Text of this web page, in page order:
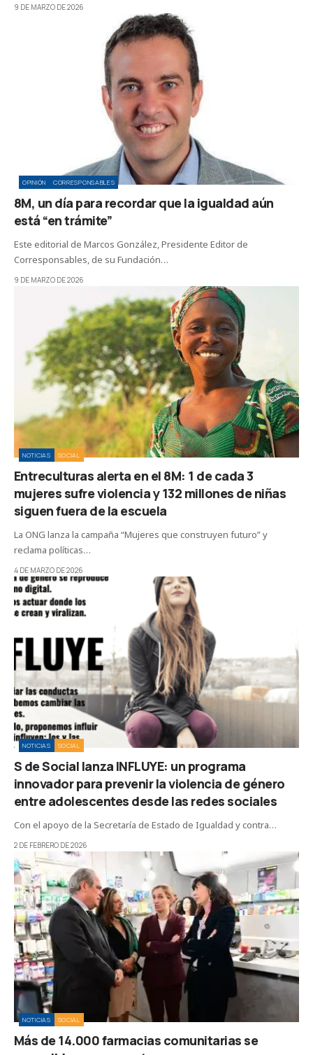
9 DE MARZO DE 2026
OPINIÓN CORRESPONSABLES
8M, un día para recordar que la igualdad aún
está “en trámite”
Este editorial de Marcos González, Presidente Editor de
Corresponsables, de su Fundación…
9 DE MARZO DE 2026
NOTICIAS SOCIAL
Entreculturas alerta en el 8M: 1 de cada 3
mujeres sufre violencia y 132 millones de niñas
siguen fuera de la escuela
La ONG lanza la campaña “Mujeres que construyen futuro” y
reclama políticas…
4 DE MARZO DE 2026
NOTICIAS SOCIAL
S de Social lanza INFLUYE: un programa
innovador para prevenir la violencia de género
entre adolescentes desde las redes sociales
Con el apoyo de la Secretaría de Estado de Igualdad y contra…
2 DE FEBRERO DE 2026
NOTICIAS SOCIAL
Más de 14.000 farmacias comunitarias se